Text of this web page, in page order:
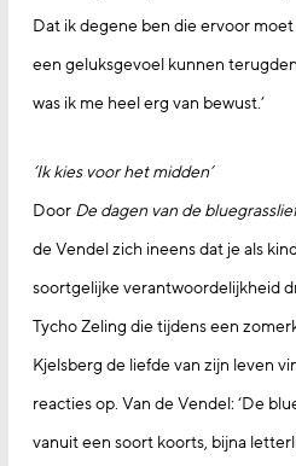
Dat ik degene ben die ervoor
een geluksgevoel kunnen
was ik me heel erg van bewust.’
‘Ik kies voor het midden’
Door De dagen van de
de Vendel zich ineens dat je als
soortgelijke verantwoordelijkheid
Tycho Zeling die tijdens een
Kjelsberg de liefde van zijn leven
reacties op. Van de Vendel: ‘De
vanuit een soort koorts, bijna